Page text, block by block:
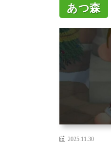
あつ森
2025.11.30